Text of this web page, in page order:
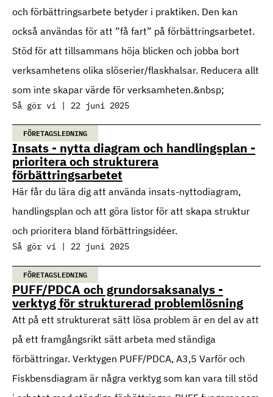
och förbättringsarbete betyder i praktiken. Den kan
också användas för att ”få fart” på förbättringsarbetet.
Stöd för att tillsammans höja blicken och jobba bort
verksamhetens olika slöserier/flaskhalsar. Reducera allt
som inte skapar värde för verksamheten.&nbsp;
Så gör vi | 22 juni 2025
FÖRETAGSLEDNING
Insats - nytta diagram och handlingsplan -
prioritera och strukturera
förbättringsarbetet
Här får du lära dig att använda insats-nyttodiagram,
handlingsplan och att göra listor för att skapa struktur
och prioritera bland förbättringsidéer.
Så gör vi | 22 juni 2025
FÖRETAGSLEDNING
PUFF/PDCA och grundorsaksanalys -
verktyg för strukturerad problemlösning
Att på ett strukturerat sätt lösa problem är en del av att
på ett framgångsrikt sätt arbeta med ständiga
förbättringar. Verktygen PUFF/PDCA, A3,5 Varför och
Fiskbensdiagram är några verktyg som kan vara till stöd